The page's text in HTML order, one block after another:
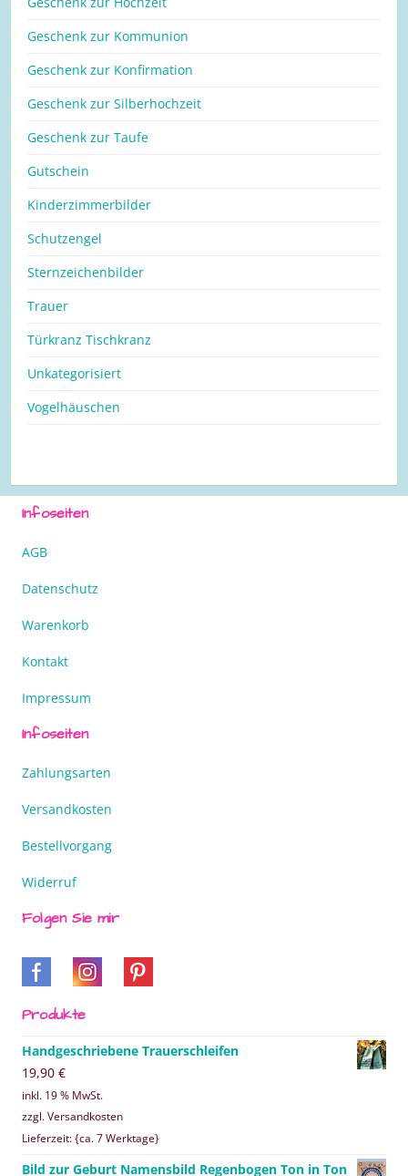
Geschenk zur Kommunion
Geschenk zur Konfirmation
Geschenk zur Silberhochzeit
Geschenk zur Taufe
Gutschein
Kinderzimmerbilder
Schutzengel
Sternzeichenbilder
Trauer
Türkranz Tischkranz
Unkategorisiert
Vogelhäuschen
Infoseiten
AGB
Datenschutz
Warenkorb
Kontakt
Impressum
Infoseiten
Zahlungsarten
Versandkosten
Bestellvorgang
Widerruf
Folgen Sie mir
Produkte
Handgeschriebene Trauerschleifen
19,90 €
inkl. 19 % MwSt.
zzgl. Versandkosten
Lieferzeit: {ca. 7 Werktage}
Bild zur Geburt Namensbild Regenbogen Ton in Ton